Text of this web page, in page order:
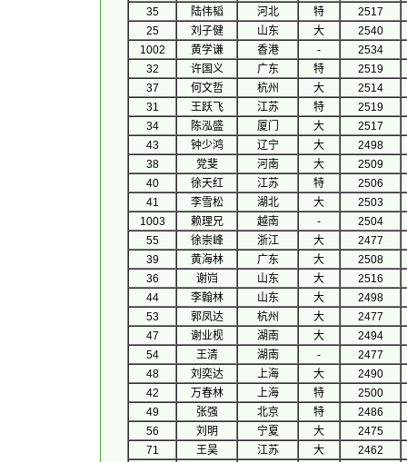
35
陆伟韬 河北 特
2517
25
刘子健 山东 大
2540
1002
黄学谦 香港 -
2534
32
许国义 广东 特
2519
37
何文哲 杭州 大
2514
31
王跃飞 江苏 特
2519
34
陈泓盛 厦门 大
2517
43
钟少鸿 辽宁 大
2498
38
党斐 河南 大
2509
40
徐天红 江苏 特
2506
41
李雪松 湖北 大
2503
1003
赖理兄 越南 -
2504
55
徐崇峰 浙江 大
2477
39
黄海林 广东 大
2508
36
谢岿 山东 大
2516
44
李翰林 山东 大
2498
53
郭凤达 杭州 大
2477
47
谢业枧 湖南 大
2494
54
王清 湖南 -
2477
48
刘奕达 上海 大
2490
42
万春林 上海 特
2500
49
张强 北京 特
2486
56
刘明 宁夏 大
2475
71
王昊 江苏 大
2462